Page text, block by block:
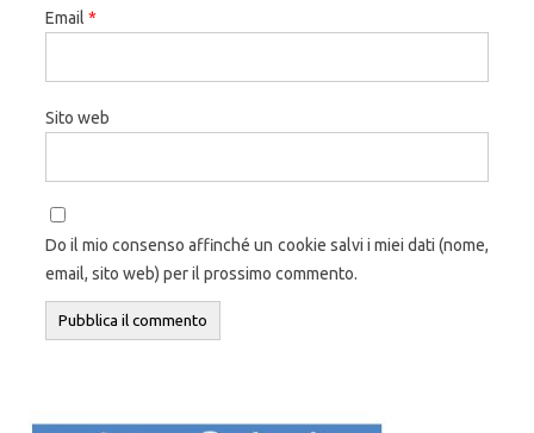
Email *
Sito web
Do il mio consenso affinché un cookie salvi i miei dati (nome,
email, sito web) per il prossimo commento.